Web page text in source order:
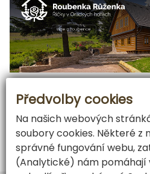
Předvolby cookies
Na našich webových
soubory cookies. Některé z
správné fungování webu,
(Analytické) nám pomáhají